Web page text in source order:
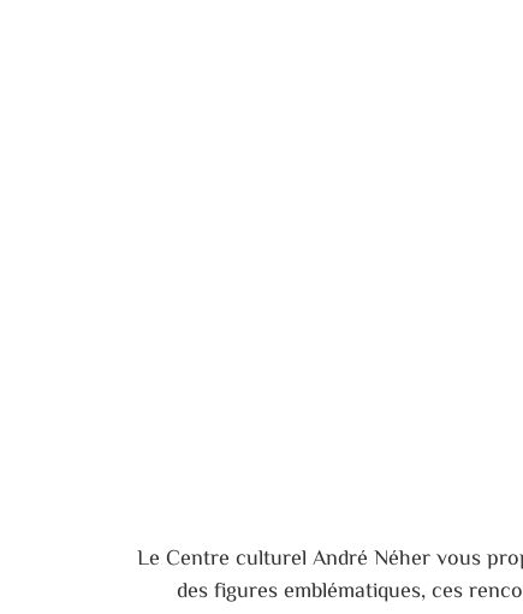
Le Centre culturel André Néher vous
des figures emblématiques, ces